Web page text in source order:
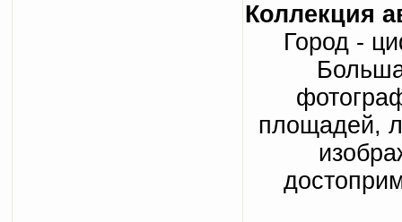
Коллекция
Город -
площадей,